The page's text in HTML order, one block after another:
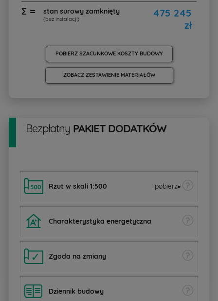
∑ = stan surowy zamknięty
(bez instalacji)
475 245
zł
POBIERZ SZACUNKOWE KOSZTY BUDOWY
ZOBACZ ZESTAWIENIE MATERIAŁÓW
Bezpłatny PAKIET DODATKÓW
Rzut w skali 1:500 pobierz▸
Charakterystyka energetyczna
Zgoda na zmiany
Dziennik budowy